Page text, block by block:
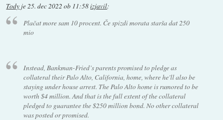
Tody je25. dec 2022 ob 11:58izjavil:
Plačat more sam 10 procent. Če spizdi morata starša dat 250
mio
Instead, Bankman-Fried’s parents promised to pledge as
collateral their Palo Alto, California, home, where he'll also be
staying under house arrest. The Palo Alto home is rumored to be
worth $4 million. And that is the full extent of the collateral
pledged to guarantee the $250 million bond. No other collateral
was posted or promised.